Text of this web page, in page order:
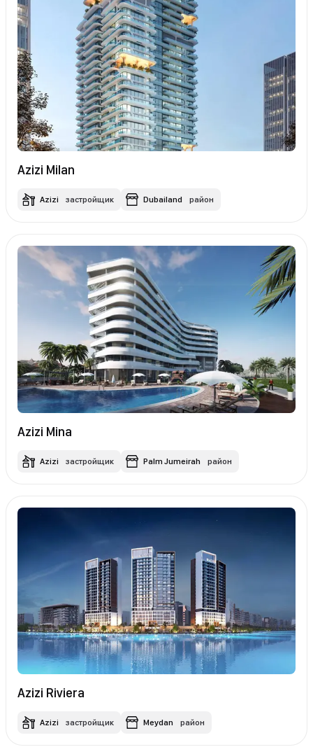
Azizi Milan
Azizi застройщик Dubailand район
Azizi Mina
Azizi застройщик Palm Jumeirah район
Azizi Riviera
Azizi застройщик Meydan район